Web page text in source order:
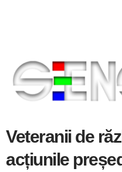
Veteranii de
acțiunile